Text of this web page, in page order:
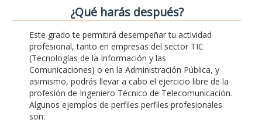
¿Qué harás después?
Este grado te permitirá desempeñar tu actividad
profesional, tanto en empresas del sector TIC
(Tecnologías de la Información y las
Comunicaciones) o en la Administración Pública, y
asimismo, podrás llevar a cabo el ejercicio libre de la
profesión de Ingeniero Técnico de Telecomunicación.
Algunos ejemplos de perfiles perfiles profesionales
son: